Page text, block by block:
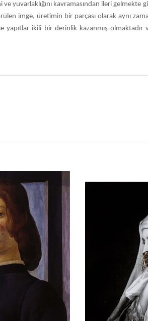
yuvarlaklığını kavramasından ileri gelmekte
imge, üretimin bir parçası olarak aynı
yapıtlar ikili bir derinlik kazanmış